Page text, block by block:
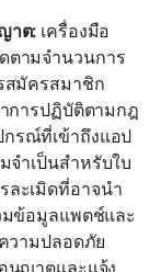
าต: เครื่องมือ
ตามจำนวนการ
สมัครสมาชิก
การปฏิบัติตามกฎ
รณ์ที่เข้าถึงแอป
จำเป็นสำหรับใบ
ละเมิดที่อาจนำ
มข้อมูลแพตช์และ
วามปลอดภัย